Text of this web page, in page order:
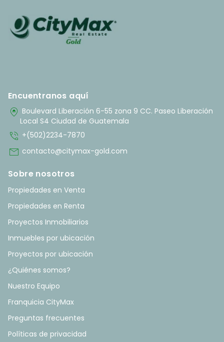
Encuentranos aquí
home_pin Boulevard Liberación 6-55 zona 9 CC. Paseo Liberación
Local S4 Ciudad de Guatemala
phone_in_talk +(502)2234-7870
mail contacto@citymax-gold.com
Sobre nosotros
Propiedades en Venta
Propiedades en Renta
Proyectos Inmobiliarios
Inmuebles por ubicación
Proyectos por ubicación
¿Quiénes somos?
Nuestro Equipo
Franquicia CityMax
Preguntas frecuentes
Políticas de privacidad